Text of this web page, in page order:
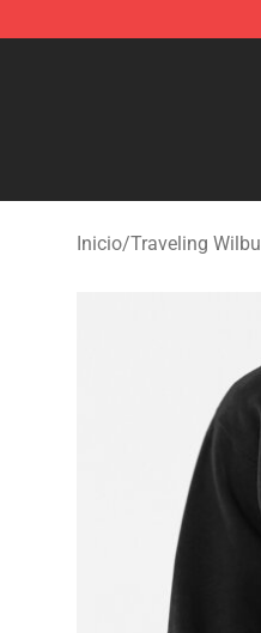
Inicio/Traveling